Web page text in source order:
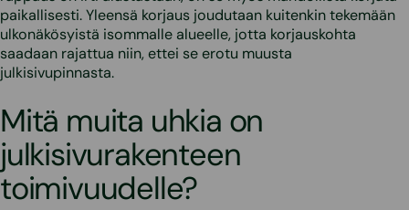
paikallisesti. Yleensä korjaus joudutaan kuitenkin tekemään
ulkonäkösyistä isommalle alueelle, jotta korjauskohta
saadaan rajattua niin, ettei se erotu muusta
julkisivupinnasta.
Mitä muita uhkia on
julkisivurakenteen
toimivuudelle?